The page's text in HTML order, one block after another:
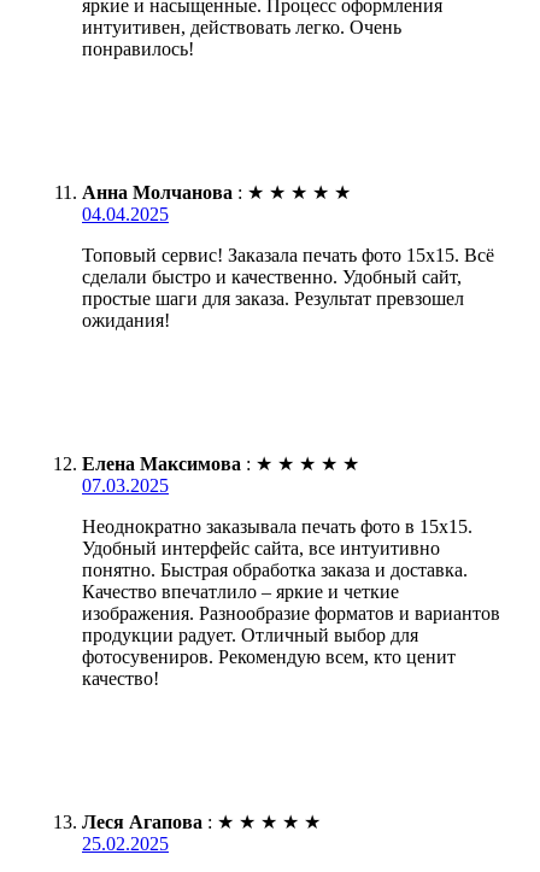
яркие и насыщенные. Процесс оформления
интуитивен, действовать легко. Очень
понравилось!
Анна Молчанова : ★ ★ ★ ★ ★
04.04.2025
Топовый сервис! Заказала печать фото 15х15. Всё
сделали быстро и качественно. Удобный сайт,
простые шаги для заказа. Результат превзошел
ожидания!
Елена Максимова : ★ ★ ★ ★ ★
07.03.2025
Неоднократно заказывала печать фото в 15х15.
Удобный интерфейс сайта, все интуитивно
понятно. Быстрая обработка заказа и доставка.
Качество впечатлило – яркие и четкие
изображения. Разнообразие форматов и вариантов
продукции радует. Отличный выбор для
фотосувениров. Рекомендую всем, кто ценит
качество!
Леся Агапова : ★ ★ ★ ★ ★
25.02.2025